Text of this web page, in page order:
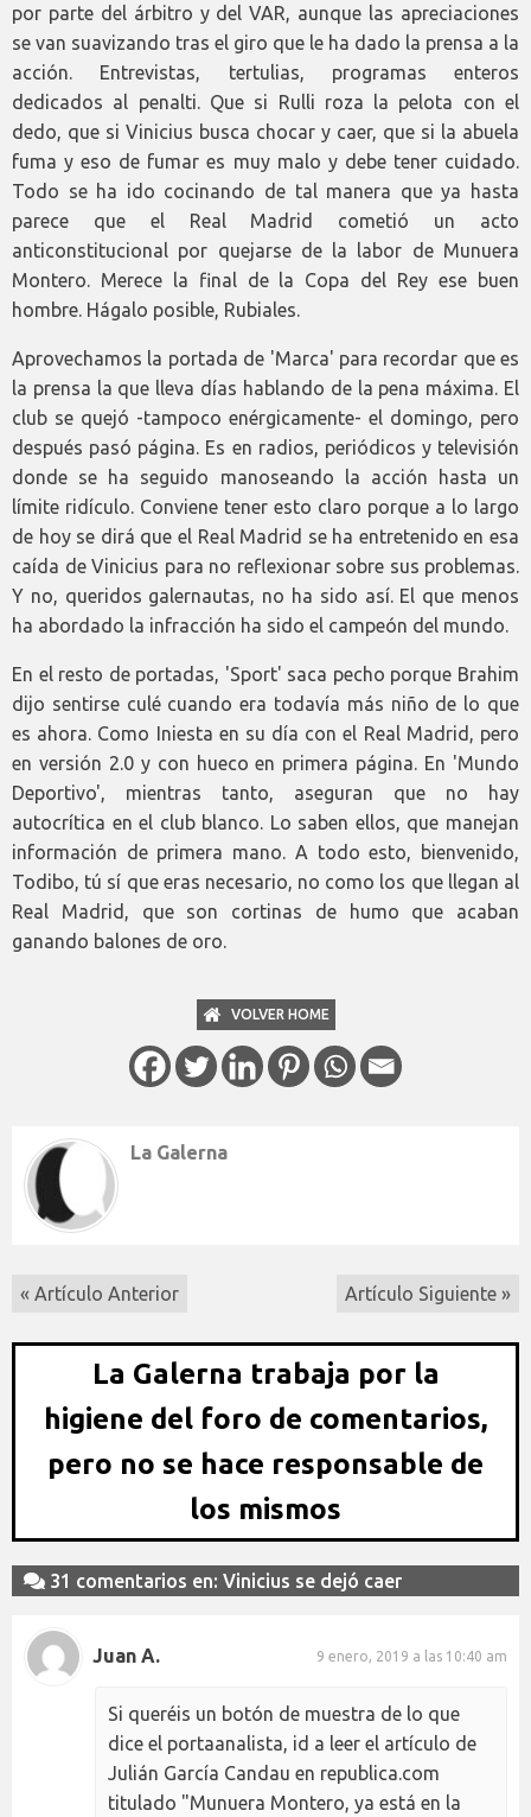
por parte del árbitro y del VAR, aunque las apreciaciones
se van suavizando tras el giro que le ha dado la prensa a la
acción. Entrevistas, tertulias, programas enteros
dedicados al penalti. Que si Rulli roza la pelota con el
dedo, que si Vinicius busca chocar y caer, que si la abuela
fuma y eso de fumar es muy malo y debe tener cuidado.
Todo se ha ido cocinando de tal manera que ya hasta
parece que el Real Madrid cometió un acto
anticonstitucional por quejarse de la labor de Munuera
Montero. Merece la final de la Copa del Rey ese buen
hombre. Hágalo posible, Rubiales.
Aprovechamos la portada de 'Marca' para recordar que es
la prensa la que lleva días hablando de la pena máxima. El
club se quejó -tampoco enérgicamente- el domingo, pero
después pasó página. Es en radios, periódicos y televisión
donde se ha seguido manoseando la acción hasta un
límite ridículo. Conviene tener esto claro porque a lo largo
de hoy se dirá que el Real Madrid se ha entretenido en esa
caída de Vinicius para no reflexionar sobre sus problemas.
Y no, queridos galernautas, no ha sido así. El que menos
ha abordado la infracción ha sido el campeón del mundo.
En el resto de portadas, 'Sport' saca pecho porque Brahim
dijo sentirse culé cuando era todavía más niño de lo que
es ahora. Como Iniesta en su día con el Real Madrid, pero
en versión 2.0 y con hueco en primera página. En 'Mundo
Deportivo', mientras tanto, aseguran que no hay
autocrítica en el club blanco. Lo saben ellos, que manejan
información de primera mano. A todo esto, bienvenido,
Todibo, tú sí que eras necesario, no como los que llegan al
Real Madrid, que son cortinas de humo que acaban
ganando balones de oro.
VOLVER HOME
La Galerna
« Artículo Anterior Artículo Siguiente »
La Galerna trabaja por la
higiene del foro de comentarios,
pero no se hace responsable de
los mismos
31 comentarios en: Vinicius se dejó caer
Juan A. 9 enero, 2019 a las 10:40 am
Si queréis un botón de muestra de lo que
dice el portaanalista, id a leer el artículo de
Julián García Candau en republica.com
titulado "Munuera Montero, ya está en la